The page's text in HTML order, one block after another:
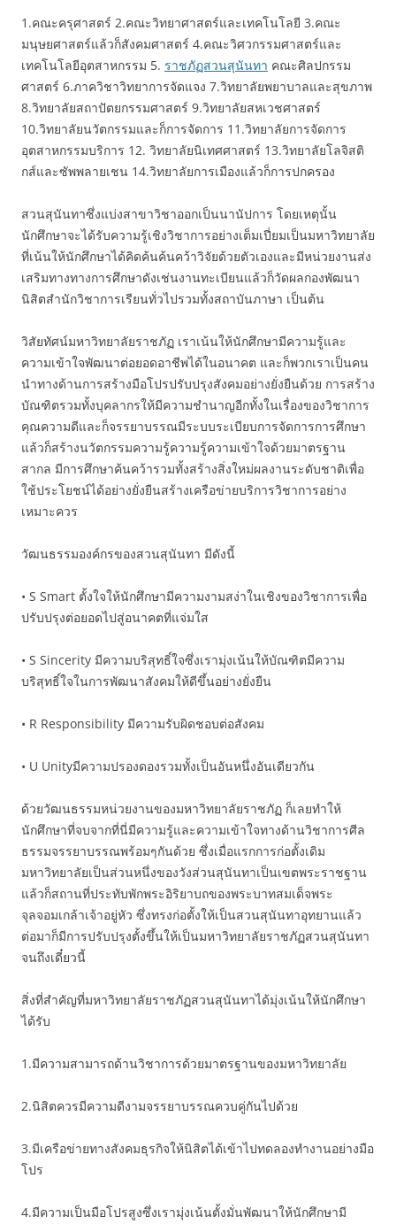
1.คณะครุศาสตร์ 2.คณะวิทยาศาสตร์และเทคโนโลยี 3.คณะ
มนุษยศาสตร์แล้วก็สังคมศาสตร์ 4.คณะวิศวกรรมศาสตร์และ
เทคโนโลยีอุตสาหกรรม 5. ราชภัฏสวนสุนันทา คณะศิลปกรรม
ศาสตร์ 6.ภาควิชาวิทยาการจัดแจง 7.วิทยาลัยพยาบาลและสุขภาพ
8.วิทยาลัยสถาปัตยกรรมศาสตร์ 9.วิทยาลัยสหเวชศาสตร์
10.วิทยาลัยนวัตกรรมและก็การจัดการ 11.วิทยาลัยการจัดการ
อุตสาหกรรมบริการ 12. วิทยาลัยนิเทศศาสตร์ 13.วิทยาลัยโลจิสติ
กส์และซัพพลายเชน 14.วิทยาลัยการเมืองแล้วก็การปกครอง
สวนสุนันทาซึ่งแบ่งสาขาวิชาออกเป็นนานัปการ โดยเหตุนั้น
นักศึกษาจะได้รับความรู้เชิงวิชาการอย่างเต็มเปี่ยมเป็นมหาวิทยาลัย
ที่เน้นให้นักศึกษาได้คิดค้นค้นคว้าวิจัยด้วยตัวเองและมีหน่วยงานส่ง
เสริมทางทางการศึกษาดังเช่นงานทะเบียนแล้วก็วัดผลกองพัฒนา
นิสิตสำนักวิชาการเรียนทั่วไปรวมทั้งสถาบันภาษา เป็นต้น
วิสัยทัศน์มหาวิทยาลัยราชภัฏ เราเน้นให้นักศึกษามีความรู้และ
ความเข้าใจพัฒนาต่อยอดอาชีพได้ในอนาคต และก็พวกเราเป็นคน
นำทางด้านการสร้างมือโปรปรับปรุงสังคมอย่างยั่งยืนด้วย การสร้าง
บัณฑิตรวมทั้งบุคลากรให้มีความชำนาญอีกทั้งในเรื่องของวิชาการ
คุณความดีและก็จรรยาบรรณมีระบบระเบียบการจัดการการศึกษา
แล้วก็สร้างนวัตกรรมความรู้ความรู้ความเข้าใจด้วยมาตรฐาน
สากล มีการศึกษาค้นคว้ารวมทั้งสร้างสิ่งใหม่ผลงานระดับชาติเพื่อ
ใช้ประโยชน์ได้อย่างยั่งยืนสร้างเครือข่ายบริการวิชาการอย่าง
เหมาะควร
วัฒนธรรมองค์กรของสวนสุนันทา มีดังนี้
• S Smart ตั้งใจให้นักศึกษามีความงามสง่าในเชิงของวิชาการเพื่อ
ปรับปรุงต่อยอดไปสู่อนาคตที่แจ่มใส
• S Sincerity มีความบริสุทธิ์ใจซึ่งเรามุ่งเน้นให้บัณฑิตมีความ
บริสุทธิ์ใจในการพัฒนาสังคมให้ดีขึ้นอย่างยั่งยืน
• R Responsibility มีความรับผิดชอบต่อสังคม
• U Unityมีความปรองดองรวมทั้งเป็นอันหนึ่งอันเดียวกัน
ด้วยวัฒนธรรมหน่วยงานของมหาวิทยาลัยราชภัฏ ก็เลยทำให้
นักศึกษาที่จบจากที่นี่มีความรู้และความเข้าใจทางด้านวิชาการศีล
ธรรมจรรยาบรรณพร้อมๆกันด้วย ซึ่งเมื่อแรกการก่อตั้งเดิม
มหาวิทยาลัยเป็นส่วนหนึ่งของวังส่วนสุนันทาเป็นเขตพระราชฐาน
แล้วก็สถานที่ประทับพักพระอิริยาบถของพระบาทสมเด็จพระ
จุลจอมเกล้าเจ้าอยู่หัว ซึ่งทรงก่อตั้งให้เป็นสวนสุนันทาอุทยานแล้ว
ต่อมาก็มีการปรับปรุงตั้งขึ้นให้เป็นมหาวิทยาลัยราชภัฏสวนสุนันทา
จนถึงเดี๋ยวนี้
สิ่งที่สำคัญที่มหาวิทยาลัยราชภัฏสวนสุนันทาได้มุ่งเน้นให้นักศึกษา
ได้รับ
1.มีความสามารถด้านวิชาการด้วยมาตรฐานของมหาวิทยาลัย
2.นิสิตควรมีความดีงามจรรยาบรรณควบคู่กันไปด้วย
3.มีเครือข่ายทางสังคมธุรกิจให้นิสิตได้เข้าไปทดลองทำงานอย่างมือ
โปร
4.มีความเป็นมือโปรสูงซึ่งเรามุ่งเน้นตั้งมั่นพัฒนาให้นักศึกษามี